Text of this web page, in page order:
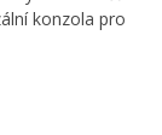
konzola pro